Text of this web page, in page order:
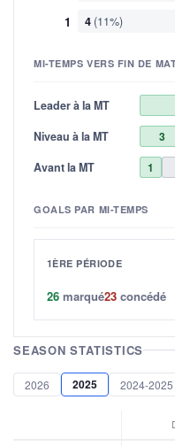
1 4 (11%)
MI-TEMPS VERS FIN DE
Leader à la MT
Niveau à la MT
3
Avant la MT
1
GOALS PAR MI-TEMPS
1ÈRE PÉRIODE
26 marqué23 concédé
SEASON STATISTICS
2026 2025 2024-2025